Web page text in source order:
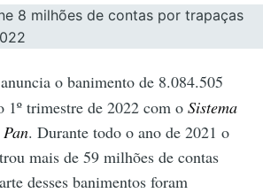
anuncia o banimento de 8.084.505
1º trimestre de 2022 com oSistema
. Durante todo o ano de 2021 o
mais de 59 milhões de contas
desses banimentos foram